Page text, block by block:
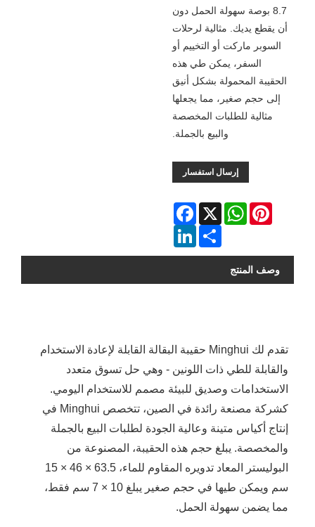
8.7 بوصة سهولة الحمل دون
أن يقطع يديك. مثالية لرحلات
السوبر ماركت أو التخييم أو
السفر، يمكن طي هذه
الحقيبة المحمولة بشكل أنيق
إلى حجم صغير، مما يجعلها
مثالية للطلبات المخصصة
والبيع بالجملة.
إرسال استفسار
Facebook X
WhatsAppPinterest
LinkedInShare
وصف المنتج
تقدم لك Minghui حقيبة البقالة القابلة لإعادة الاستخدام
والقابلة للطي ذات اللونين - وهي حل تسوق متعدد
الاستخدامات وصديق للبيئة مصمم للاستخدام اليومي.
كشركة مصنعة رائدة في الصين، تتخصص Minghui في
إنتاج أكياس متينة وعالية الجودة لطلبات البيع بالجملة
والمخصصة. يبلغ حجم هذه الحقيبة، المصنوعة من
البوليستر المعاد تدويره المقاوم للماء، 63.5 × 46 × 15
سم ويمكن طيها في حجم صغير يبلغ 10 × 7 سم فقط،
مما يضمن سهولة الحمل.